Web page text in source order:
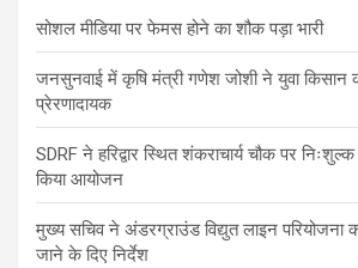
सोशल मीडिया पर फेमस होने का शौक पड़ा भारी
जनसुनवाई में कृषि मंत्री गणेश जोशी ने युवा किसान
प्रेरणादायक
SDRF ने हरिद्वार स्थित शंकराचार्य चौक पर निःशुल्क
किया आयोजन
मुख्य सचिव ने अंडरग्राउंड विद्युत लाइन परियोजना
जाने के दिए निर्देश